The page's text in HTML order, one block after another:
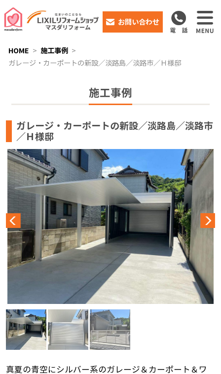
お問い合わせ
HOME
施工事例
ガレージ・カーポートの新設／淡路島／淡路市／Ｈ様邸
施工事例
ガレージ・カーポートの新設／淡路島／淡路市
／Ｈ様邸
真夏の青空にシルバー系のガレージ＆カーポート＆ワ